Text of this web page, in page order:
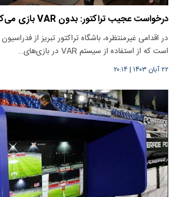
درخواست عجیب تراکتور: بدون VAR بازی می‌کنیم!
در اقدامی غیرمنتظره، باشگاه تراکتور تبریز از
است که از استفاده از سیستم VAR در بازی‌های…
۲۲ آبان ۱۴۰۳ |۲۰:۱۴